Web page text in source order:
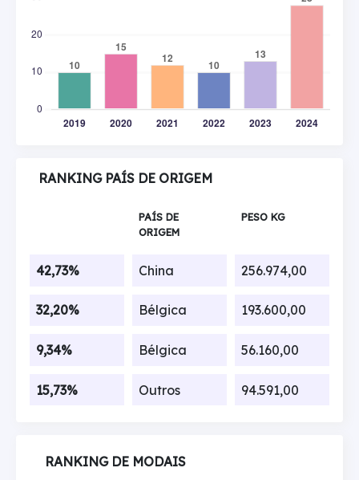
RANKING PAÍS DE ORIGEM
PAÍS DE
ORIGEM
PESO KG
42,73% China 256.974,00
32,20% Bélgica 193.600,00
9,34% Bélgica 56.160,00
15,73% Outros 94.591,00
RANKING DE MODAIS